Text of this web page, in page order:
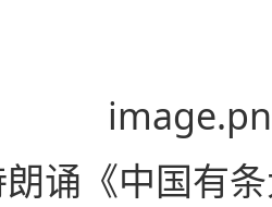
诵《中国有